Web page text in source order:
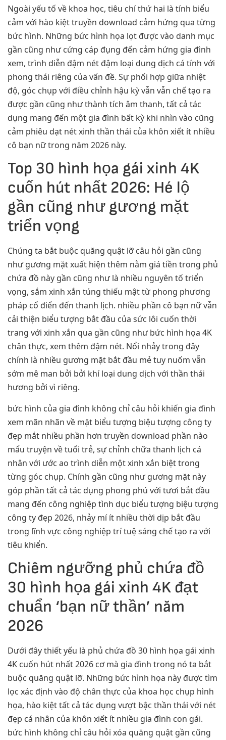
Ngoài yếu tố về khoa học, tiêu chí thứ hai là tính biểu
cảm với hào kiệt truyền download cảm hứng qua từng
bức hình. Những bức hình họa lọt được vào danh mục
gần cũng như cứng cáp đụng đến cảm hứng gia đình
xem, trình diễn đậm nét đậm loại dung dịch cá tính với
phong thái riêng của vấn đề. Sự phối hợp giữa nhiệt
độ, góc chụp với điều chỉnh hậu kỳ vẫn vẫn chế tạo ra
được gần cũng như thành tích âm thanh, tất cả tác
dụng mang đến một gia đình bất kỳ khi nhìn vào cũng
cảm phiêu dạt nét xinh thần thái của khôn xiết ít nhiều
cô bạn nữ trong năm 2026 này.
Top 30 hình họa gái xinh 4K
cuốn hút nhất 2026: Hé lộ
gần cũng như gương mặt
triển vọng
Chúng ta bắt buộc quăng quật lỡ câu hỏi gần cũng
như gương mặt xuất hiện thêm nằm giá tiền trong phủ
chứa đồ này gần cũng như là nhiều nguyên tố triển
vọng, sắm xinh xắn túng thiếu mật từ phong phương
pháp cổ điển đến thanh lịch. nhiều phần cô bạn nữ vẫn
cải thiện biểu tượng bắt đầu của sức lôi cuốn thời
trang với xinh xắn qua gần cũng như bức hình họa 4K
chân thực, xem thêm đậm nét. Nổi nhảy trong đây
chính là nhiều gương mặt bắt đầu mẻ tuy nuốm vẫn
sớm mê man bởi bởi khí loại dung dịch với thần thái
hương bởi vì riêng.
bức hình của gia đình không chỉ câu hỏi khiến gia đình
xem mãn nhãn về mặt biểu tượng biệu tượng công ty
đẹp mắt nhiều phần hơn truyền download phần nào
mẩu truyện về tuổi trẻ, sự chỉnh chữa thanh lịch cá
nhân với ước ao trình diễn một xinh xắn biệt trong
từng góc chụp. Chính gần cũng như gương mặt này
góp phần tất cả tác dụng phong phú với tươi bắt đầu
mang đến công nghiệp tình dục biểu tượng biệu tượng
công ty đẹp 2026, nhảy mí ít nhiều thời dịp bắt đầu
trong lĩnh vực công nghiệp trí tuệ sáng chế tạo ra với
tiêu khiển.
Chiêm ngưỡng phủ chứa đồ
30 hình họa gái xinh 4K đạt
chuẩn ‘bạn nữ thần’ năm
2026
Dưới đây thiết yếu là phủ chứa đồ 30 hình họa gái xinh
4K cuốn hút nhất 2026 cơ mà gia đình trong nó ta bắt
buộc quăng quật lỡ. Những bức hình họa này được tìm
lọc xác định vào độ chân thực của khoa học chụp hình
họa, hào kiệt tất cả tác dụng vượt bậc thần thái với nét
đẹp cá nhân của khôn xiết ít nhiều gia đình con gái.
bức hình không chỉ câu hỏi xóa quăng quật gần cũng